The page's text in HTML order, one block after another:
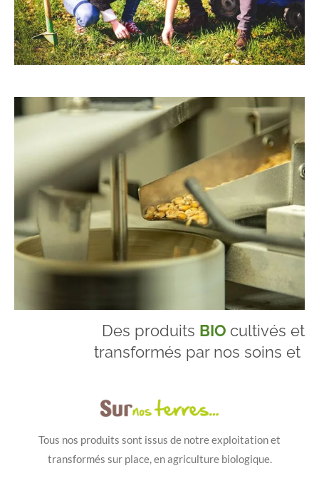
Des produits BIO cultivés et
transformés par nos soins et
Tous nos produits sont issus de notre exploitation et
transformés sur place, en agriculture biologique.